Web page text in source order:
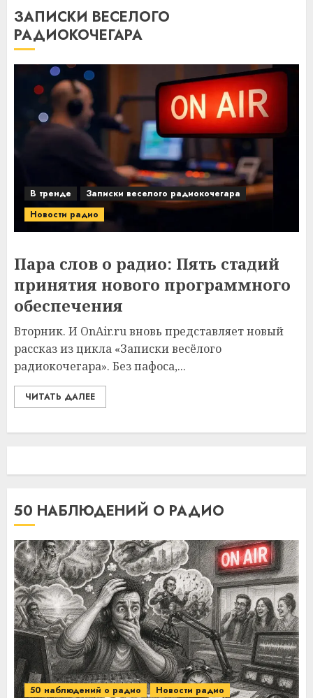
ЗАПИСКИ ВЕСЕЛОГО
РАДИОКОЧЕГАРА
В тренде
Записки веселого радиокочегара
Новости радио
Пара слов о радио: Пять стадий
принятия нового программного
обеспечения
Вторник. И OnAir.ru вновь представляет новый
рассказ из цикла «Записки весёлого
радиокочегара». Без пафоса,...
ЧИТАТЬ ДАЛЕЕ
50 НАБЛЮДЕНИЙ О РАДИО
50 наблюдений о радио Новости радио